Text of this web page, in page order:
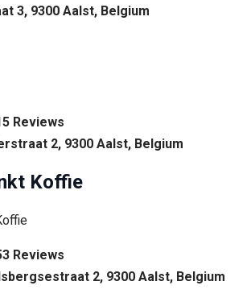
3, 9300 Aalst, Belgium
Reviews
2, 9300 Aalst, Belgium
Koffie
Reviews
2, 9300 Aalst, Belgium